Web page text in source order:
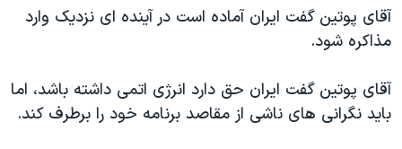
گالری عکس
آرشیو پخش زنده
اعتراضات زن، زندگی، آزادی
مجموعه مستندهای دادخواهی
دادگاه حمید نوری
آقای پوتين گفت ايران آماده است در آينده ای نزديک وارد
مذاکره شود.
آقای پوتين گفت ايران حق دارد انرژی اتمی داشته باشد، اما
بايد نگرانی های ناشی از مقاصد برنامه خود را برطرف کند.